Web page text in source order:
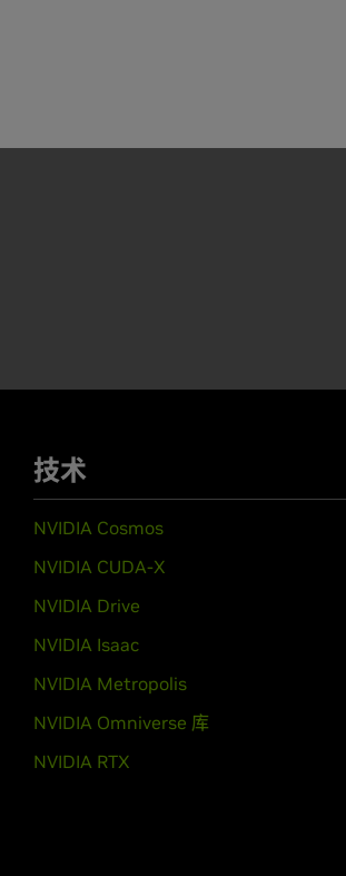
技术
NVIDIA Cosmos
NVIDIA CUDA-X
NVIDIA Drive
NVIDIA Isaac
NVIDIA Metropolis
NVIDIA Omniverse 库
NVIDIA RTX